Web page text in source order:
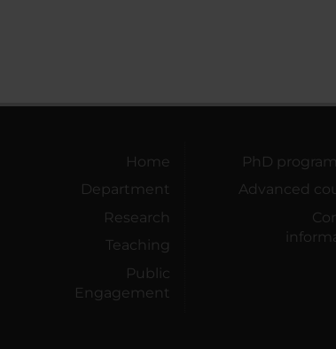
Home
Department
Research
Teaching
Public
Engagement
PhD
Advanced